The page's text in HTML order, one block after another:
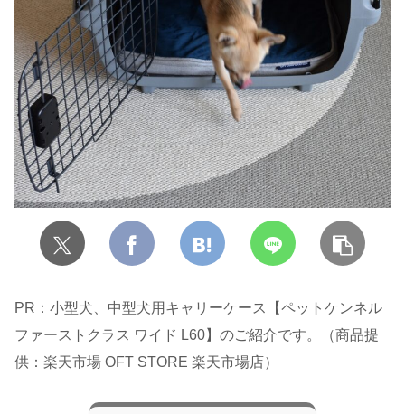
PR：小型犬、中型犬用キャリーケース【ペットケンネル
ファーストクラス ワイド L60】のご紹介です。（商品提
供：楽天市場 OFT STORE 楽天市場店）